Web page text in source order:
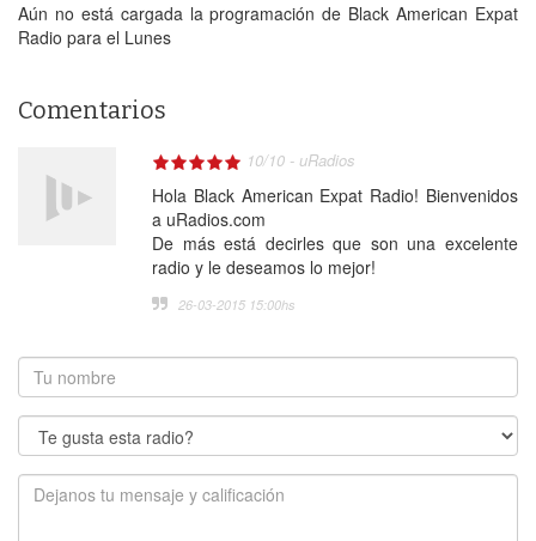
Aún no está cargada la programación de Black American Expat
Radio para el Lunes
Comentarios
10/10 - uRadios
Hola Black American Expat Radio! Bienvenidos
a uRadios.com
De más está decirles que son una excelente
radio y le deseamos lo mejor!
26-03-2015 15:00hs